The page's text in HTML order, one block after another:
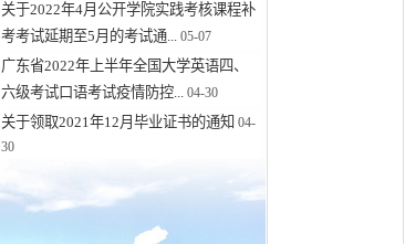
关于2022年4月公开学院实践考核课程补
考考试延期至5月的考试通... 05-07
广东省2022年上半年全国大学英语四、
六级考试口语考试疫情防控... 04-30
关于领取2021年12月毕业证书的通知 04-
30